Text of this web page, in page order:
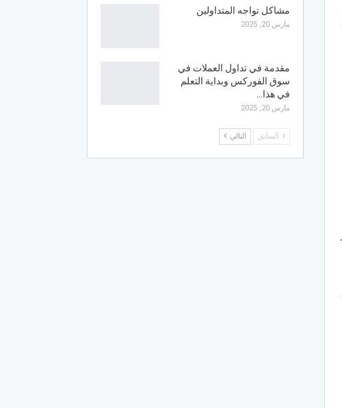
مشاكل تواجه المتداولين
مارس 20, 2025
مقدمة في تداول العملات في
سوق الفوركس وبداية التعلم
في هذا…
مارس 20, 2025
السابق التالي